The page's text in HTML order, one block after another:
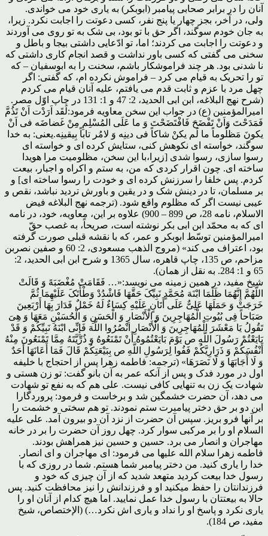
آنان را در برابر صحابی پیامبر (ابوبکر) به یاری خود می خواندی.
ولی، در آخر، بجز چهار یا پنج نفر، کسی دعوتت را اجابت نکرد. زیرا،
به جان خودم سوگند، اگر حق با تو بود، بی شک به تو روی می آوردند
و دعوتت را اجابت می کردند؛ اما، تو ادّعایی داشتی بیجا و باطل و
سخنی می گفتی که کسی باور نداشت و قصد انجام کاری داشتی که
نا شدنی بود. هر چند فراموشکار باشم، سخنت را به ابوسفیان – که
تو را تحریک به قیام می کرد – فراموش نکرده ام، که گفتی: اگر
چهل مرد با عزم و ثابت قدم می یافتم، علیه آنان قیام می کردم
(شرح نهج البلاغه، ابن ابی الحدید، 2: 47 و 1: 131 در چاپ اوّل مصر.
امیرالمؤمنین (ع) در جواب این سخن معاویه فرمود:لَقَد اَرَدْت اَنْ تَذُمَّ
فَمَدَحْتَ وَاَنْ تَفْضَحَ فَافْتَضَحْتَ وَ ما عَلَی المُسْلِمِ مِنْ غَضاضَه فی اَنْ
یکونَ مَظلُوماً ما لَم یکنْ شاکاً فی دینِه وَ لامُر تاباً بِیقینِه.یعنی: به خدا
سوگند، خواسته ای نکوهش کنی، ستایش کرده ای و خواسته ای
رسوا سازی، رسوا شدی [زیرا،با این سخن، مظلومیت مرا هویدا
ساخته ای. چون اقرار کردی که من، به ستم و اکراه و اجبار، بیعت
کردم. پس خلفا را سرزنش کرده ای و خودت را رسوا ساخته ای] و
بر مسلمان، تا در دینش شک و در یقین و باورش تردید نباشد، نقص و
عیبی نیست اگر که مظلوم واقع شود. (ترجمه نهج البلاغه فیض
الاسلام، نامه 28، ص 899 – 900) علاوه بر این، معاویه، خود، در نامه
ای که به محمّد ابن ابی بکر نوشته است، صریحاً، به غصب حقّ
امیرالمؤمنین توسّط ابوبکر و عمر، که با نقشه قبلی صورت گرفته
بود، اعتراف می کند» (مروج الذهب مسعودی، 2: 60 و صفین نصربن
مزاحم، ص 135، چاپ قاهره، سال 1365 و شرح ابن ابی الحدید، 2:
65 و 1: 284. به نقل از همان).
شیخ مفید، در همین زمینه می نویسد:«… فَقَامَتْ‏ مُغْضَبَهً وَ قَالَتْ
اللَّهُمَّ إِنَّهُمَا ظَلَمَا ابْنَهَ مُحَمَّدٍ نَبِیِّکَ حَقَّهَا فَاشْدُدْ وَطْأَتَکَ عَلَیْهِمَا ثُمَّ
خَرَجَتْ وَ حَمَلَهَا عَلِیٌّ عَلَى أَتَانٍ عَلَیْهِ کِسَاءٌ لَهُ خَمْلٌ فَدَارَ بِهَا أَرْبَعِینَ
صَبَاحاً فِی بُیُوتِ الْمُهَاجِرِینَ وَ الْأَنْصَارِ وَ الْحَسَنِ وَ الْحُسَیْنِ مَعَهَا وَ هِیَ
تَقُولُ یَا مَعْشَرَ الْمُهَاجِرِینَ وَ الْأَنْصَارِ انْصُرُوا اللَّهَ فَإِنِّی ابْنَهُ نَبِیِّکُمْ وَ قَدْ
بَایَعْتُمْ رَسُولَ اللَّهِ ص یَوْمَ بَایَعْتُمُوهُ أَنْ تَمْنَعُوهُ وَ ذُرِّیَّتَهُ مِمَّا تَمْنَعُونَ مِنْهُ
أَنْفُسَکُمْ وَ ذَرَارِیَّکُمْ فَفُوا لِرَسُولِ اللَّهِ ص بِبَیْعَتِکُمْ قَالَ فَمَا أَعَانَهَا أَحَدٌ
وَ لَا أَجَابَهَا وَ لَا نَصَرَهَا» (ترجمه: فاطمه زهرا پس از احتجاج با خلیفه
اول در مورد فدک و پس از آنکه عمر به آن بانو گفت: تو زن هستی و
شهادت یک زن به تنهایی کافی نیست. علی هم که به نفع تو شهادت
می دهد، آن حضرت خشمگین شد و برخاست و فرمود: پروردگارا
این دو بر حق دختر پیامبرت ستم نمودند. تو هم سختی و خشمت را
بر آنها فرو بریز. سپس آن حضرت از نزد آن دو بیرون آمد. علی علیه
السلام او را بر مرکبی سوار کرد. چهل روز آن حضرت را بر در خانه
مهاجران و انصار می برد. حسین و حسین نیز همراهش بودند.
فاطمه زهرا سلام الله علیها می فرمود: ای مهاجران و ای انصار.
خدا را یاری کنید. من دختر پیامبر شما هستم. شما در روزی که با
رسول خدا بیعت کردید متهعد شدید که از آن چیزی که خود و
فرزندانتان را حفظ میکنید او و فرزندانش را نیز محافظت کنید. پس
حالا به بیعتتان با رسول خدا عمل نمایید. اما هیچ کدام از آنان او را
یاری نکرد و پاسخ او را نداد و یاری اش نکرد…) (الإختصاص، شیخ
مفید، ص 184).